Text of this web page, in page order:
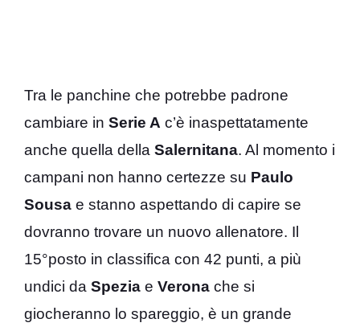
Tra le panchine che potrebbe padrone
cambiare in Serie A c’è inaspettatamente
anche quella della Salernitana. Al momento i
campani non hanno certezze su Paulo
Sousa e stanno aspettando di capire se
dovranno trovare un nuovo allenatore. Il
15°posto in classifica con 42 punti, a più
undici da Spezia e Verona che si
giocheranno lo spareggio, è un grande